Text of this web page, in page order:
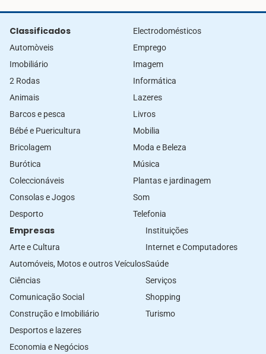
Classificados
Automòveis
Imobiliário
2 Rodas
Animais
Barcos e pesca
Bébé e Puericultura
Bricolagem
Burótica
Coleccionáveis
Consolas e Jogos
Desporto
Electrodomésticos
Emprego
Imagem
Informática
Lazeres
Livros
Mobilia
Moda e Beleza
Música
Plantas e jardinagem
Som
Telefonia
Empresas
Arte e Cultura
Automóveis, Motos e outros Veículos
Ciências
Comunicação Social
Construção e Imobiliário
Desportos e lazeres
Economia e Negócios
Instituições
Internet e Computadores
Saúde
Serviços
Shopping
Turismo